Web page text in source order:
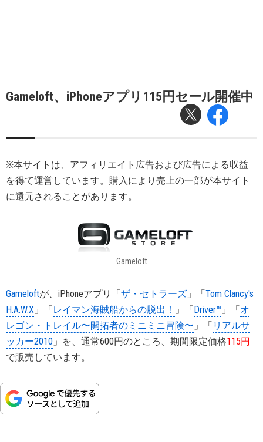
Gameloft、iPhoneアプリ115円セール開催中
※本サイトは、アフィリエイト広告および広告による収益
を得て運営しています。購入により売上の一部が本サイト
に還元されることがあります。
Gameloft
Gameloftが、iPhoneアプリ「ザ・セトラーズ 」「Tom Clancy's
H.A.W.X 」「レイマン海賊船からの脱出！ 」「Driver™ 」「オ
レゴン・トレイル〜開拓者のミニミニ冒険〜 」「 リアルサ
ッカー2010 」を、通常600円のところ、期間限定価格115円
で販売しています。